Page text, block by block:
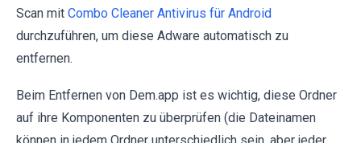
Scan mit Combo Cleaner Antivirus für Android
durchzuführen, um diese Adware automatisch zu
entfernen.
Beim Entfernen von Dem.app ist es wichtig, diese Ordner
auf ihre Komponenten zu überprüfen (die Dateinamen
können in jedem Ordner unterschiedlich sein, aber jeder